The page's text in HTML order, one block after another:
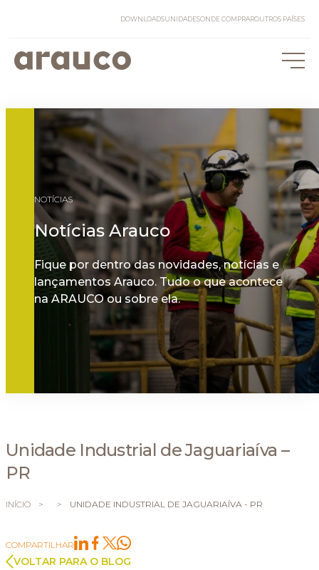
DOWNLOADSUNIDADESONDE COMPRAROUTROS PAÍSES
NOTÍCIAS
Notícias Arauco
Fique por dentro das novidades, notícias e
lançamentos Arauco. Tudo o que acontece
na ARAUCO ou sobre ela.
Unidade Industrial de Jaguariaíva –
PR
INÍCIO > > UNIDADE INDUSTRIAL DE JAGUARIAÍVA - PR
COMPARTILHAR
VOLTAR PARA O BLOG